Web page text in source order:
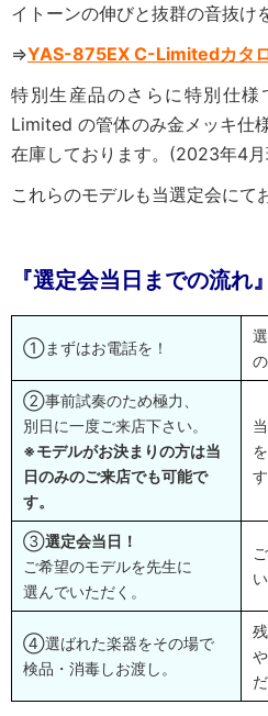
イトーンの伸びと抜群の音抜け
⇒YAS-875EX C-Limitedカタ
特別生産品のさらに特別仕様
Limited の管体のみ金メッキ仕
在庫しております。(2023年4月
これらのモデルも当選定会にて
『選定会当日までの流れ』
①まずはお電話を！
②事前試奏のため極力、
別日に一度ご来店下さい。
※モデルがお決まりの方は当
日のみのご来店でも可能で
す。
す
③選定会当日！
ご希望のモデルを先生に
選んでいただく。
い
④選ばれた楽器をその場で
検品・消毒しお渡し。
や